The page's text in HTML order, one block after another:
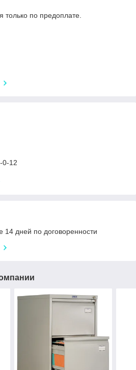
только по предоплате.
0-12
14 дней по договоренности